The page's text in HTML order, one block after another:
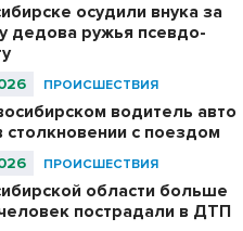
осудили внука за
дедова ружья псевдо-
ПРОИСШЕСТВИЯ
водитель авто
столкновении с поездом
ПРОИСШЕСТВИЯ
области больше
пострадали в ДТП